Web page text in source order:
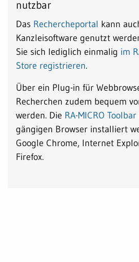
nutzbar
Das Rechercheportal kann
Kanzleisoftware genutzt
Sie sich lediglich einmalig im
Store registrieren.
Über ein Plug-in für
Recherchen zudem bequem
werden. Die RA-MICRO Toolbar
gängigen Browser installiert
Google Chrome, Internet
Firefox.